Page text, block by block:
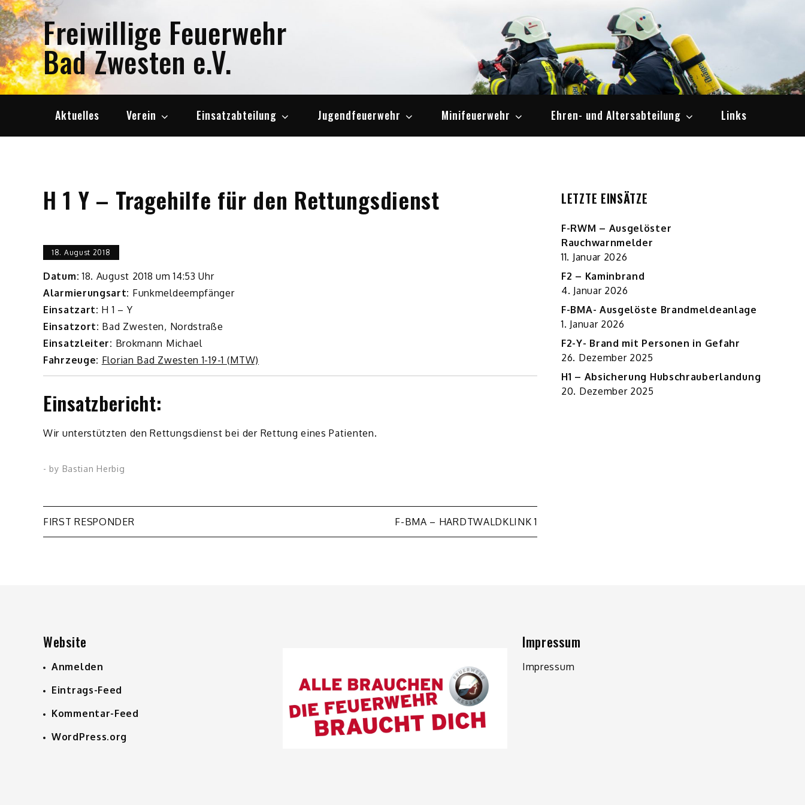
Skip
to
content Freiwillige Feuerwehr
Bad Zwesten e.V.
Aktuelles Verein Einsatzabteilung Jugendfeuerwehr Minifeuerwehr Ehren- und Altersabteilung Links
H 1 Y – Tragehilfe für den Rettungsdienst
18. August 2018
Datum: 18. August 2018 um 14:53 Uhr
Alarmierungsart: Funkmeldeempfänger
Einsatzart: H 1 – Y
Einsatzort: Bad Zwesten, Nordstraße
Einsatzleiter: Brokmann Michael
Fahrzeuge: Florian Bad Zwesten 1-19-1 (MTW)
Einsatzbericht:
Wir unterstützten den Rettungsdienst bei der Rettung eines Patienten.
- by Bastian Herbig
Beitragsnavigation
FIRST RESPONDER F-BMA – HARDTWALDKLINK 1
LETZTE EINSÄTZE
F-RWM – Ausgelöster
Rauchwarnmelder
11. Januar 2026
F2 – Kaminbrand
4. Januar 2026
F-BMA- Ausgelöste Brandmeldeanlage
1. Januar 2026
F2-Y- Brand mit Personen in Gefahr
26. Dezember 2025
H1 – Absicherung Hubschrauberlandung
20. Dezember 2025
Website
Anmelden
Eintrags-Feed
Kommentar-Feed
WordPress.org
Impressum
Impressum